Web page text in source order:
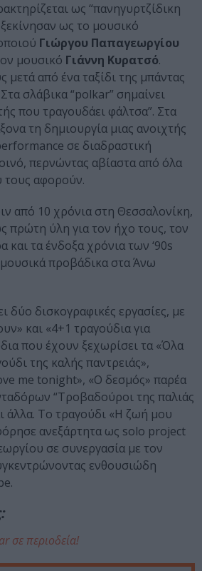
ως “πανηγυρτζίδικη
ξεκίνησαν ως το μουσικό
Γιώργου Παπαγεωργίου
μουσικό Γιάννη Κυρατσό.
από ένα ταξίδι της μπάντας
σλάβικα “polkar” σημαίνει
που τραγουδάει φάλτσα”. Στα
τη δημιουργία μιας ανοιχτής
σε διαδραστική
περνώντας αβίαστα από όλα
τους αφορούν.
από 10 χρόνια στη Θεσσαλονίκη,
πρώτη ύλη για τον ήχο τους, τον
και τα ένδοξα χρόνια των ‘90s
προβάδικα στα Άνω
δύο δισκογραφικές εργασίες, με
και «4+1 τραγούδια για
που έχουν ξεχωρίσει τα «Όλα
της καλής παντρειάς»,
me tonight», «Ο δεσμός» παρέα
“Τροβαδούροι της παλιάς
άλλα. Το τραγούδι «Η ζωή μου
ανεξάρτητα ως solo project
σε συνεργασία με τον
ενθουσιώδη
σε περιοδεία!